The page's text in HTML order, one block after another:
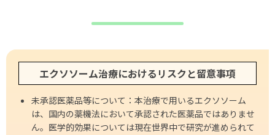
エクソソーム治療におけるリスクと留意事項
未承認医薬品等について：本治療で用いるエクソソーム
は、国内の薬機法において承認された医薬品ではありませ
ん。医学的効果については現在世界中で研究が進められて